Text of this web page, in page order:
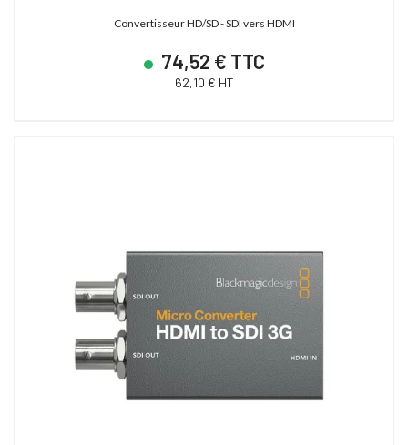
Convertisseur HD/SD - SDI vers HDMI
74,52 € TTC
62,10 € HT